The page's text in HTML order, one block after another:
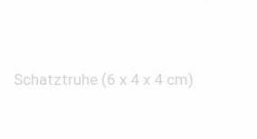
Schatztruhe (6 x 4 x 4 cm)